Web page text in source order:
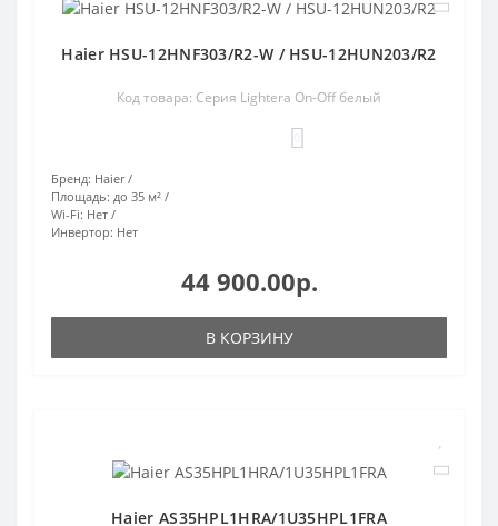
Haier HSU-12HNF303/R2-W / HSU-12HUN203/R2
Код товара: Серия Lightera On-Off белый
Бренд: Haier
Площадь: до 35 м²
Wi-Fi: Нет
Инвертор: Нет
44 900.00р.
В КОРЗИНУ
Haier AS35HPL1HRA/1U35HPL1FRA